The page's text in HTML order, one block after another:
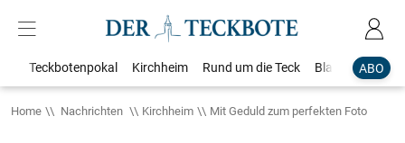
ABO
Teckbotenpokal Kirchheim Rund um die Teck Blaulicht
Home Nachrichten Kirchheim Mit Geduld zum perfekten Foto